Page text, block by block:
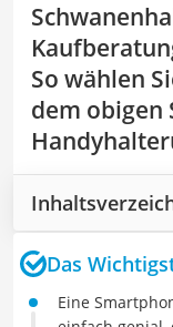
So wählen
dem obigen
Das
Eine